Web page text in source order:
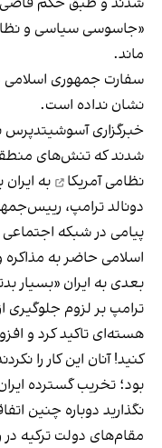
«جاسوسی سیاسی و
ماند.
سفارت جمهوری اسلامی
نشان نداده است.
خبرگزاری آسوشیتدپرس
شدند که تنش‌های
نظامی آمریکا
به
دونالد ترامپ،
پیامی در شبکه
اسلامی حاضر به
بعدی به ایران «بسیار
ترامپ بر لزوم
هسته‌ای تاکید کرد و
کنید! آنان این کار را
بود؛ تخریب گسترده
نگذارید دوباره چنین
مقام‌های دولت ترکیه